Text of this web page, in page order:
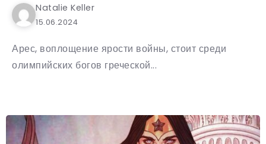
Natalie Keller
15.06.2024
Арес, воплощение ярости войны, стоит среди
олимпийских богов греческой...